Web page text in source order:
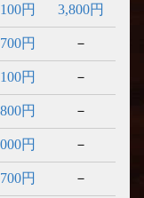
円 3,800円
円 －
円 －
円 －
円 －
円 －